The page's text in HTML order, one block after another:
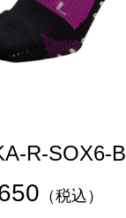
R-SOX6-
（税込）